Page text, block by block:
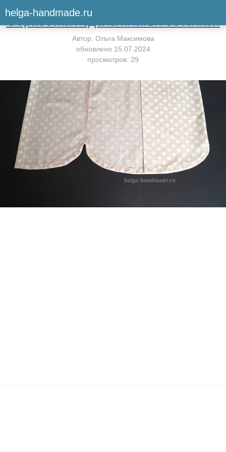
helga-handmade.ruВернуться к мастер-классу
Обработка подола платья обтачкой
Автор: Ольга Максимова
обновлено 15.07.2024
просмотров: 29